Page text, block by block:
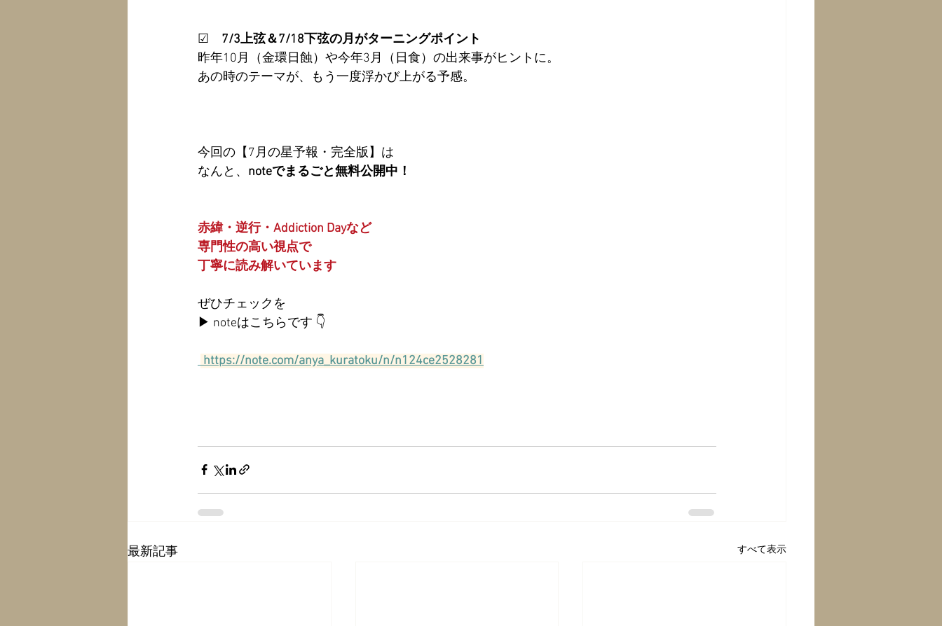
☑ 7/3上弦＆7/18下弦の月がターニングポイント
昨年10月（金環日蝕）や今年3月（日食）の出来事がヒントに。
あの時のテーマが、もう一度浮かび上がる予感。
今回の【7月の星予報・完全版】は
なんと、 noteでまるごと無料公開中！
赤緯・逆行・Addiction Dayなど
専門性の高い視点で
丁寧に読み解いています
ぜひチェックを
▶ noteはこちらです 👇
https://note.com/anya_kuratoku/n/n124ce2528281
最新記事 すべて表示